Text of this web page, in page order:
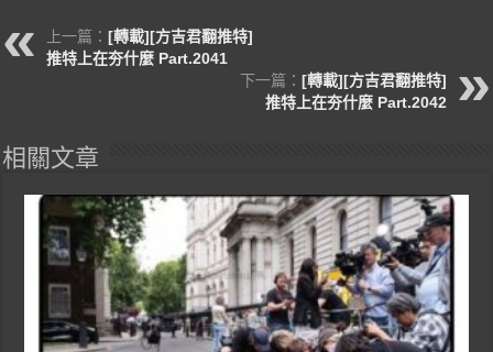
上一篇：[轉載][方吉君翻推特]
推特上在夯什麼 Part.2041
下一篇： [轉載][方吉君翻推特]
推特上在夯什麼 Part.2042
相關文章